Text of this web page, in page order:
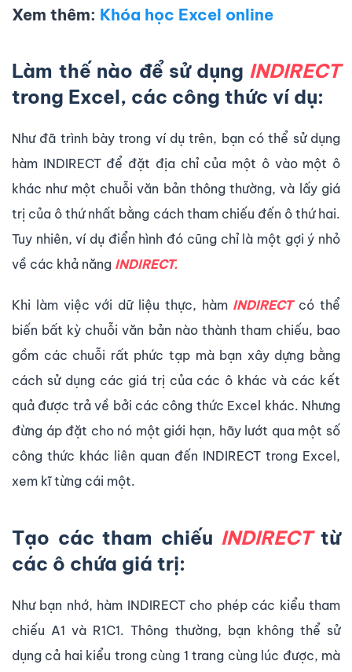
Xem thêm: Khóa học Excel online
Làm thế nào để sử dụng INDIRECT
trong Excel, các công thức ví dụ:
Như đã trình bày trong ví dụ trên, bạn có thể sử dụng
hàm INDIRECT để đặt địa chỉ của một ô vào một ô
khác như một chuỗi văn bản thông thường, và lấy giá
trị của ô thứ nhất bằng cách tham chiếu đến ô thứ hai.
Tuy nhiên, ví dụ điển hình đó cũng chỉ là một gợi ý nhỏ
về các khả năng INDIRECT.
Khi làm việc với dữ liệu thực, hàm INDIRECTcó thể
biến bất kỳ chuỗi văn bản nào thành tham chiếu, bao
gồm các chuỗi rất phức tạp mà bạn xây dựng bằng
cách sử dụng các giá trị của các ô khác và các kết
quả được trả về bởi các công thức Excel khác. Nhưng
đừng áp đặt cho nó một giới hạn, hãy lướt qua một số
công thức khác liên quan đến INDIRECT trong Excel,
xem kĩ từng cái một.
Tạo các tham chiếu INDIRECTtừ
các ô chứa giá trị:
Như bạn nhớ, hàm INDIRECT cho phép các kiểu tham
chiếu A1 và R1C1. Thông thường, bạn không thể sử
dụng cả hai kiểu trong cùng 1 trang cùng lúc được, mà